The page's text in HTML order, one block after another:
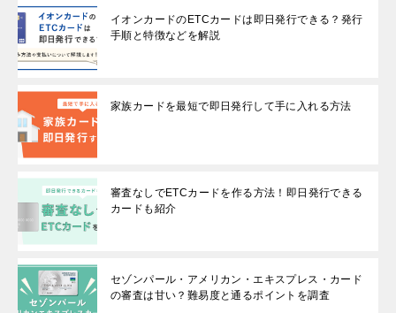
イオンカードのETCカードは即日発行できる？発行
手順と特徴などを解説
家族カードを最短で即日発行して手に入れる方法
審査なしでETCカードを作る方法！即日発行できる
カードも紹介
セゾンパール・アメリカン・エキスプレス・カード
の審査は甘い？難易度と通るポイントを調査